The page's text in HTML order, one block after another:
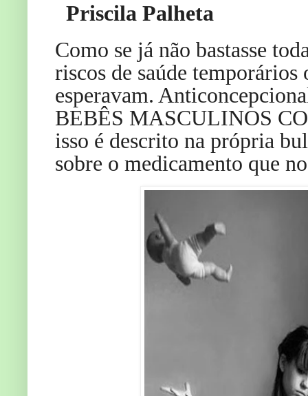
Priscila Palheta
Como se já não bastasse
riscos de saúde
esperavam.
BEBÊS MASCULINOS
isso é descrito na própria
sobre o medicamento que